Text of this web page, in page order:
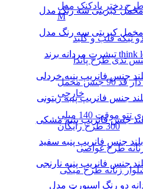
دختر بادکنک مدل
M
تیکه قلب و کلید
تدی طرح پاندا
هودی کلاه دار قد 90 جنس مخمل
خارجی
اسپری تتو موقت 140 میلی ROLS با
300 طرح رایگان
طرح غواصی
زنانه طرح میکی
جنس فانریپ پنبه خردلی
جنس فانریپ پنبه زیتونی
جنس فانریپ پنبه مشکی
جنس فانریپ پنبه سفید
جنس فانریپ پنبه نارنجی